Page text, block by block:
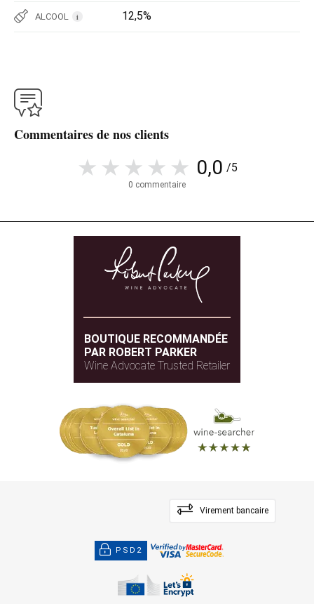
ALCOOL i 12,5%
Commentaires de nos clients
0,0 /5
0 commentaire
BOUTIQUE RECOMMANDÉE
PAR ROBERT PARKER
Wine Advocate Trusted Retailer
Virement bancaire
PSD2